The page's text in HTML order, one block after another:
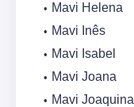
Mavi Helena
Mavi Inês
Mavi Isabel
Mavi Joana
Mavi Joaquina